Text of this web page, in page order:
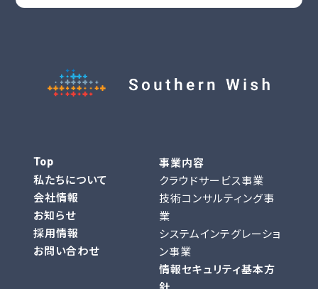
Top
私たちについて
会社情報
お知らせ
採用情報
お問い合わせ
事業内容
クラウドサービス事業
技術コンサルティング事
業
システムインテグレーショ
ン事業
情報セキュリティ基本方